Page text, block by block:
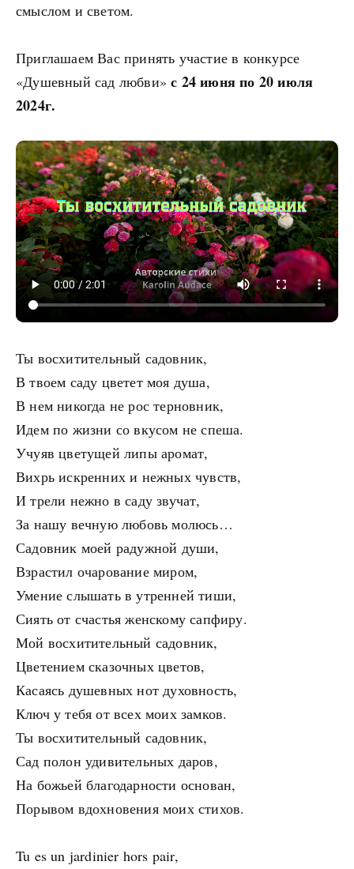
смыслом и светом.
Приглашаем Вас принять участие в конкурсе
«Душевный сад любви»с 24 июня по 20 июля
2024г.
Ты восхитительный садовник,
В твоем саду цветет моя душа,
В нем никогда не рос терновник,
Идем по жизни со вкусом не спеша.
Учуяв цветущей липы аромат,
Вихрь искренних и нежных чувств,
И трели нежно в саду звучат,
За нашу вечную любовь молюсь…
Садовник моей радужной души,
Взрастил очарование миром,
Умение слышать в утренней тиши,
Сиять от счастья женскому сапфиру.
Мой восхитительный садовник,
Цветением сказочных цветов,
Касаясь душевных нот духовность,
Ключ у тебя от всех моих замков.
Ты восхитительный садовник,
Сад полон удивительных даров,
На божьей благодарности основан,
Порывом вдохновения моих стихов.
Tu es un jardinier hors pair,